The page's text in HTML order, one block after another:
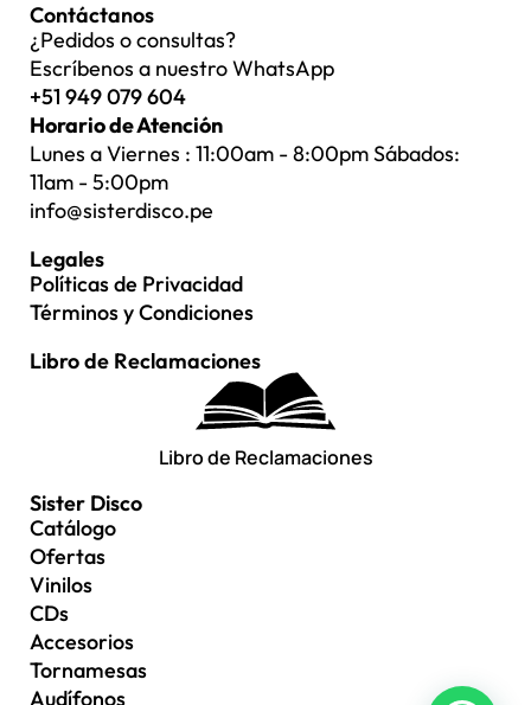
Contáctanos
¿Pedidos o consultas?
Escríbenos a nuestro WhatsApp
+51 949 079 604
Horario de Atención
Lunes a Viernes : 11:00am - 8:00pm Sábados:
11am - 5:00pm
info@sisterdisco.pe
Legales
Políticas de Privacidad
Términos y Condiciones
Libro de Reclamaciones
Libro de Reclamaciones
Sister Disco
Catálogo
Ofertas
Vinilos
CDs
Accesorios
Tornamesas
Audífonos